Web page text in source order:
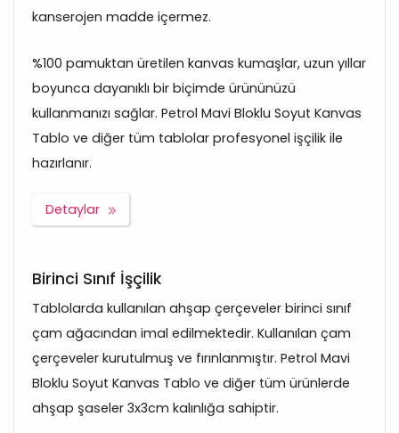
kanserojen madde içermez.
%100 pamuktan üretilen kanvas kumaşlar, uzun yıllar
boyunca dayanıklı bir biçimde ürününüzü
kullanmanızı sağlar. Petrol Mavi Bloklu Soyut Kanvas
Tablo ve diğer tüm tablolar profesyonel işçilik ile
hazırlanır.
Detaylar
Birinci Sınıf İşçilik
Tablolarda kullanılan ahşap çerçeveler birinci sınıf
çam ağacından imal edilmektedir. Kullanılan çam
çerçeveler kurutulmuş ve fırınlanmıştır. Petrol Mavi
Bloklu Soyut Kanvas Tablo ve diğer tüm ürünlerde
ahşap şaseler 3x3cm kalınlığa sahiptir.